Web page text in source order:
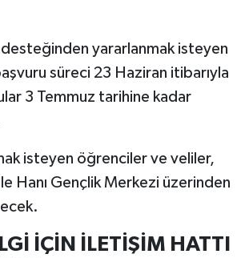
yararlanmak isteyen
süreci 23 Haziran itibarıyla
3 Temmuz tarihine kadar
isteyen öğrenciler ve veliler,
Hanı Gençlik Merkezi üzerinden
İÇİN İLETİŞİM HATTI